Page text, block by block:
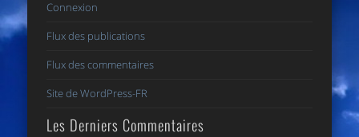
Connexion
Flux des publications
Flux des commentaires
Site de WordPress-FR
Les Derniers Commentaires